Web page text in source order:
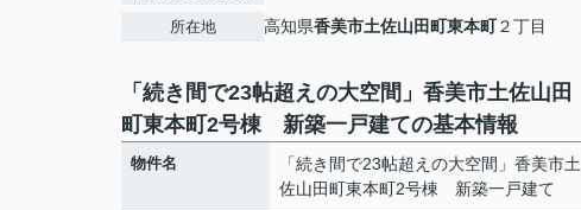
所在地 高知県香美市土佐山田町東本町２丁目
「続き間で23帖超えの大空間」香美市土佐山田
町東本町2号棟 新築一戸建ての基本情報
物件名
「続き間で23帖超えの大空間」香美市土
佐山田町東本町2号棟 新築一戸建て